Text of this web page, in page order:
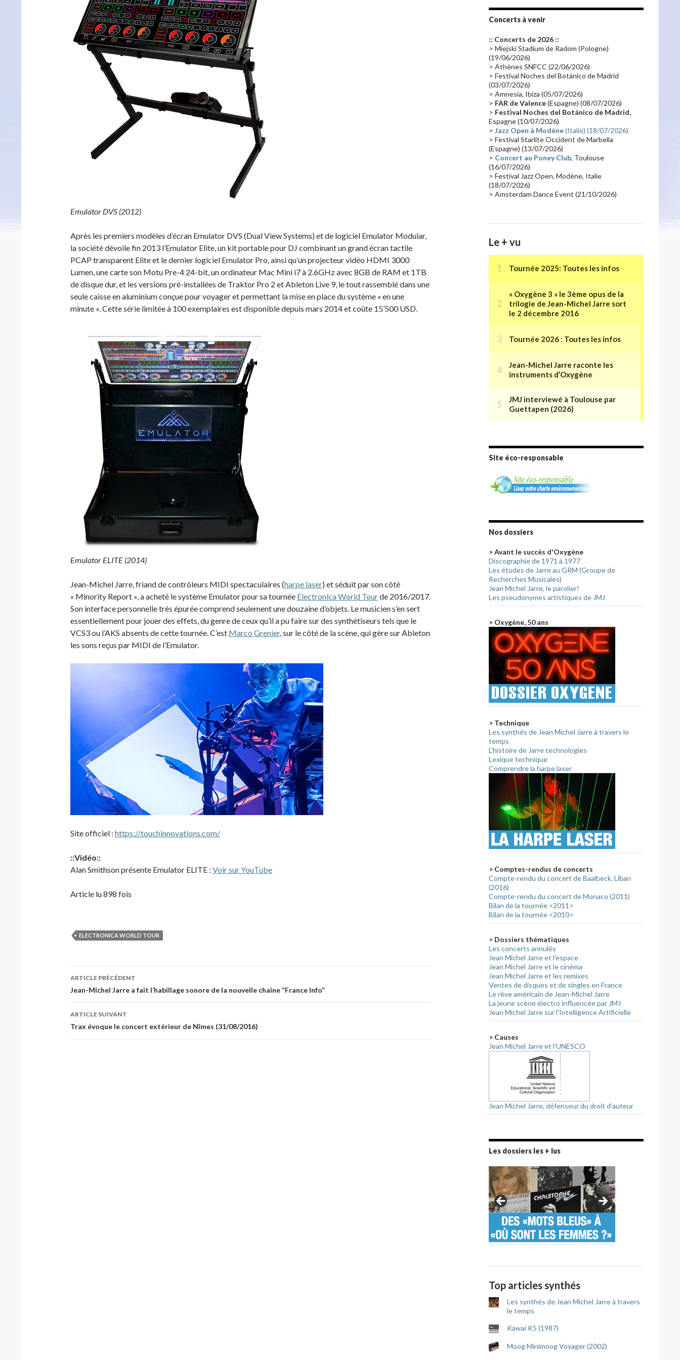
Emulator DVS (2012)
Après les premiers modèles d’écran Emulator DVS (Dual View Systems) et de logiciel Emulator Modular,
la société dévoile fin 2013 l’Emulator Elite, un kit portable pour DJ combinant un grand écran tactile
PCAP transparent Elite et le dernier logiciel Emulator Pro, ainsi qu’un projecteur vidéo HDMI 3000
Lumen, une carte son Motu Pre-4 24-bit, un ordinateur Mac Mini i7 à 2.6GHz avec 8GB de RAM et 1TB
de disque dur, et les versions pré-installées de Traktor Pro 2 et Ableton Live 9, le tout rassemblé dans une
seule caisse en aluminium conçue pour voyager et permettant la mise en place du système « en une
minute ». Cette série limitée à 100 exemplaires est disponible depuis mars 2014 et coûte 15’500 USD.
Emulator ELITE (2014)
Jean-Michel Jarre, friand de contrôleurs MIDI spectaculaires (harpe laser) et séduit par son côté
« Minority Report », a acheté le système Emulator pour sa tournée Electronica World Tourde 2016/2017.
Son interface personnelle très épurée comprend seulement une douzaine d’objets. Le musicien s’en sert
essentiellement pour jouer des effets, du genre de ceux qu’il a pu faire sur des synthétiseurs tels que le
VCS3 ou l’AKS absents de cette tournée. C’est Marco Grenier, sur le côté de la scène, qui gère sur Ableton
les sons reçus par MIDI de l’Emulator.
Site officiel : https://touchinnovations.com/
::Vidéo::
Alan Smithson présente Emulator ELITE : Voir sur YouTube
Article lu 898 fois
ELECTRONICA WORLD TOUR
Navigation
des
articles
ARTICLE PRÉCÉDENT
Jean-Michel Jarre a fait l’habillage sonore de la nouvelle chaine “France Info”
ARTICLE SUIVANT
Trax évoque le concert extérieur de Nîmes (31/08/2016)
Promo 2019
Emissions 2010 Disques rares
Synthé 70's(20)
Claviériste(19) Groupe de Recherche Musicale
France 2 (18)
Critique(17) Coffret(17) Chronologie(16)
Passages radio(16)
Synthé 80's(16) Les concerts en Chine (16)
Cinéma(16) Houston
Synthé Roland Belgique
Récompense(14) Collaborations 70's(14)
Astronomie(14) France Inter(14)
Concerts à venir
:: Concerts de 2026 ::
> Miejski Stadium de Radom (Pologne)
(19/06/2026)
> Athènes SNFCC (22/06/2026)
> Festival Noches del Botánico de Madrid
(03/07/2026)
> Amnesia, Ibiza (05/07/2026)
> FAR de Valence(Espagne) (08/07/2026)
> Festival Noches del Botánico de Madrid,
Espagne (10/07/2026)
> Jazz Open à Modène(Italie) (18/07/2026)
> Festival Starlite Occident de Marbella
(Espagne) (13/07/2026)
> Concert au Poney Club, Toulouse
(16/07/2026)
> Festival Jazz Open, Modène, Italie
(18/07/2026)
> Amsterdam Dance Event (21/10/2026)
Le + vu
Site éco-responsable
Nos dossiers
> Avant le succès d'Oxygène
Discographie de 1971 à 1977
Les études de Jarre au GRM (Groupe de
Recherches Musicales)
Jean Michel Jarre, le parolier!
Les pseudonymes artistiques de JMJ
> Oxygène, 50 ans
> Technique
Les synthés de Jean Michel Jarre à travers le
temps
L'histoire de Jarre technologies
Lexique technique
Comprendre la harpe laser
> Comptes-rendus de concerts
Compte-rendu du concert de Baalbeck, Liban
(2016)
Compte-rendu du concert de Monaco (2011)
Bilan de la tournée <2011>
Bilan de la tournée <2010>
> Dossiers thématiques
Les concerts annulés
Jean Michel Jarre et l'espace
Jean Michel Jarre et le cinéma
Jean Michel Jarre et les remixes
Ventes de disques et de singles en France
Le rêve américain de Jean-Michel Jarre
La jeune scène électro influencée par JMJ
Jean Michel Jarre sur l'Intelligence Artificielle
> Causes
Jean Michel Jarre et l'UNESCO
Jean Michel Jarre, défenseur du droit d'auteur
Les dossiers les + lus
Top articles synthés
Les synthés de Jean Michel Jarre à travers
le temps
Kawai K5 (1987)
Moog Minimoog Voyager (2002)